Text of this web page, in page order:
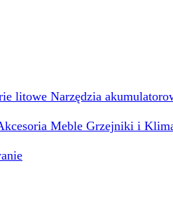
litowe Narzędzia
Meble Grzejniki i